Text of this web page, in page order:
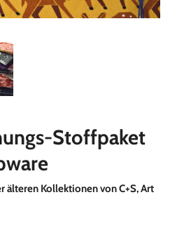
Stoffpaket
älteren Kollektionen von C+S, Art